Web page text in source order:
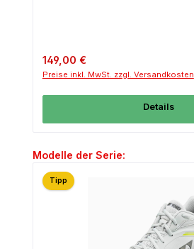
Regulärer Preis:
149,00 €
Preise inkl. MwSt. zzgl. Versandkosten
Details
Produktgalerie überspringen
Modelle der Serie:
Tipp